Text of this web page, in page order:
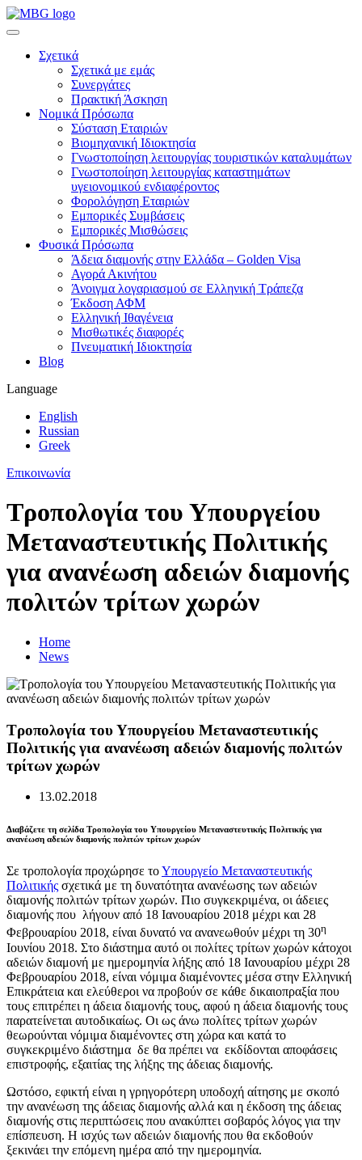
Σχετικά
Σχετικά με εμάς
Συνεργάτες
Πρακτική Άσκηση
Νομικά Πρόσωπα
Σύσταση Εταιριών
Βιομηχανική Ιδιοκτησία
Γνωστοποίηση λειτουργίας τουριστικών καταλυμάτων
Γνωστοποίηση λειτουργίας καταστημάτων
υγειονομικού ενδιαφέροντος
Φορολόγηση Εταιριών
Εμπορικές Συμβάσεις
Εμπορικές Μισθώσεις
Φυσικά Πρόσωπα
Άδεια διαμονής στην Ελλάδα – Golden Visa
Αγορά Ακινήτου
Άνοιγμα λογαριασμού σε Ελληνική Τράπεζα
Έκδοση ΑΦΜ
Ελληνική Ιθαγένεια
Μισθωτικές διαφορές
Πνευματική Ιδιοκτησία
Blog
Language
English
Russian
Greek
Επικοινωνία
Τροπολογία του Υπουργείου
Μεταναστευτικής Πολιτικής
για ανανέωση αδειών διαμονής
πολιτών τρίτων χωρών
Home
News
Τροπολογία του Υπουργείου Μεταναστευτικής
Πολιτικής για ανανέωση αδειών διαμονής πολιτών
τρίτων χωρών
13.02.2018
Διαβάζετε τη σελίδα Τροπολογία του Υπουργείου Μεταναστευτικής Πολιτικής για
ανανέωση αδειών διαμονής πολιτών τρίτων χωρών
Σε τροπολογία προχώρησε τοΥπουργείο Μεταναστευτικής
Πολιτικής σχετικά με τη δυνατότητα ανανέωσης των αδειών
διαμονής πολιτών τρίτων χωρών. Πιο συγκεκριμένα, οι άδειες
διαμονής που λήγουν από 18 Ιανουαρίου 2018 μέχρι και 28
Φεβρουαρίου 2018, είναι δυνατό να ανανεωθούν μέχρι τη 30η
Ιουνίου 2018. Στο διάστημα αυτό οι πολίτες τρίτων χωρών κάτοχοι
αδειών διαμονή με ημερομηνία λήξης από 18 Ιανουαρίου μέχρι 28
Φεβρουαρίου 2018, είναι νόμιμα διαμένοντες μέσα στην Ελληνική
Επικράτεια και ελεύθεροι να προβούν σε κάθε δικαιοπραξία που
τους επιτρέπει η άδεια διαμονής τους, αφού η άδεια διαμονής τους
παρατείνεται αυτοδικαίως. Οι ως άνω πολίτες τρίτων χωρών
θεωρούνται νόμιμα διαμένοντες στη χώρα και κατά το
συγκεκριμένο διάστημα δε θα πρέπει να εκδίδονται αποφάσεις
επιστροφής, εξαιτίας της λήξης της άδειας διαμονής.
Ωστόσο, εφικτή είναι η γρηγορότερη υποδοχή αίτησης με σκοπό
την ανανέωση της άδειας διαμονής αλλά και η έκδοση της άδειας
διαμονής στις περιπτώσεις που ανακύπτει σοβαρός λόγος για την
επίσπευση. Η ισχύς των αδειών διαμονής που θα εκδοθούν
ξεκινάει την επόμενη ημέρα από την ημερομηνία.